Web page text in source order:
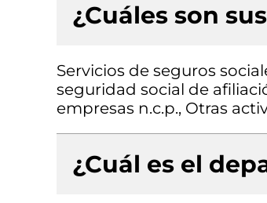
¿Cuáles son
Servicios de seguros
seguridad social de
empresas n.c.p., Otras
¿Cuál es el